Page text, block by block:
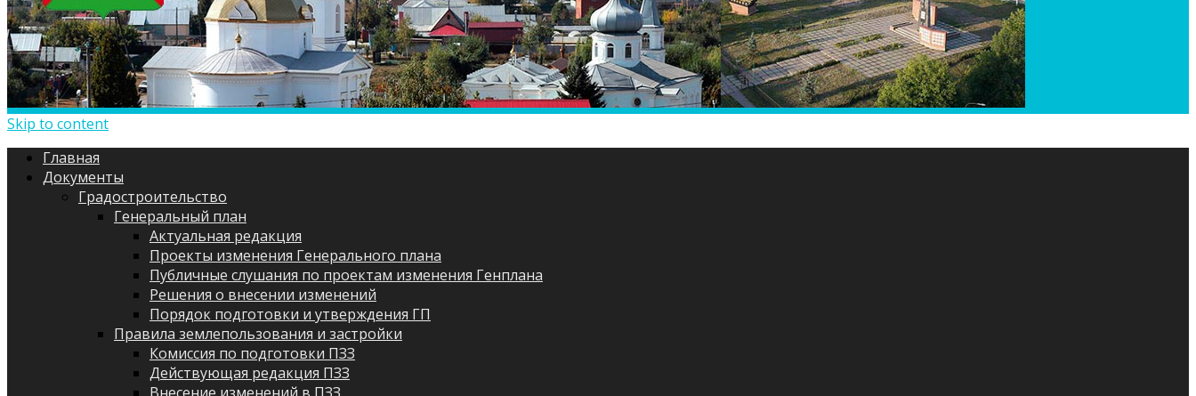
Skip to content
Главная
Документы
Градостроительство
Генеральный план
Актуальная редакция
Проекты изменения Генерального плана
Публичные слушания по проектам изменения Генплана
Решения о внесении изменений
Порядок подготовки и утверждения ГП
Правила землепользования и застройки
Комиссия по подготовки ПЗЗ
Действующая редакция ПЗЗ